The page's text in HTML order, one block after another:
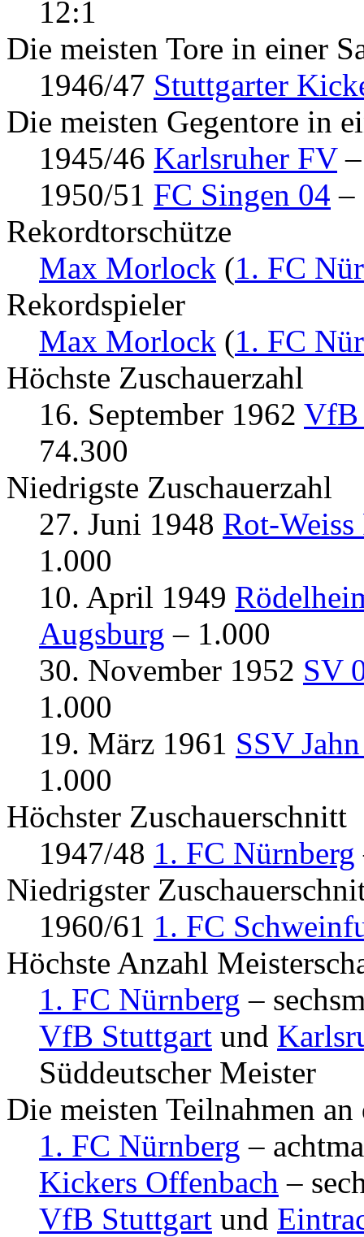
12:1
Die meisten Tore in einer
1946/47 Stuttgarter
Die meisten Gegentore in
1945/46 Karlsruher FV–
1950/51 FC Singen 04 –
Rekordtorschütze
Max Morlock (1. FC
Rekordspieler
Max Morlock (1. FC
Höchste Zuschauerzahl
16. September 1962 VfB
74.300
Niedrigste Zuschauerzahl
27. Juni 1948 Rot-
1.000
10. April 1949
Augsburg – 1.000
30. November 1952 SV
1.000
19. März 1961 SSV
1.000
Höchster Zuschauerschnitt
1947/48 1. FC Nürnberg
Niedrigster
1960/61 1. FC
Höchste Anzahl
1. FC Nürnberg –
VfB Stuttgart und
Süddeutscher Meister
Die meisten Teilnahmen
1. FC Nürnberg –
Kickers Offenbach –
VfB Stuttgart und